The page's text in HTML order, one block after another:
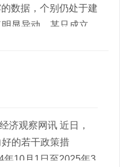
数据，个别仍处于建
显异动，某只成立
预期政策的出台，
有望迎来新一轮修复
济观察网讯 近日，
的若干政策措
年10月1日至2025年3